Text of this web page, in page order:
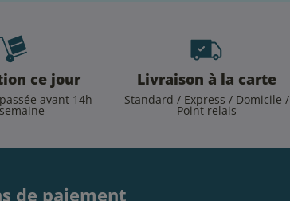
ce jour
avant 14h
Livraison à la carte
Standard / Express / Domicile /
Point relais
de paiement